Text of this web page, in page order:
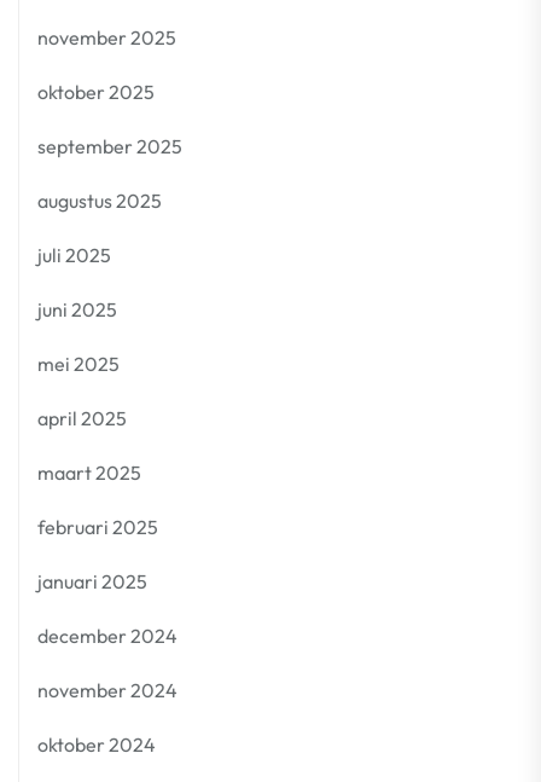
november 2025
oktober 2025
september 2025
augustus 2025
juli 2025
juni 2025
mei 2025
april 2025
maart 2025
februari 2025
januari 2025
december 2024
november 2024
oktober 2024